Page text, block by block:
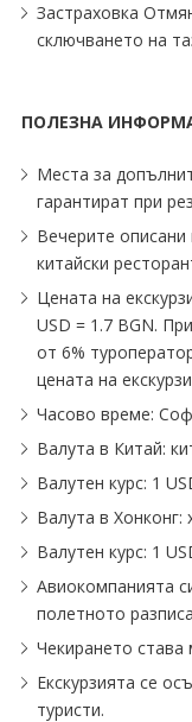
Застраховка
сключването на
ПОЛЕЗНА
Места за
гарантират при
Вечерите
китайски
Цената на
USD = 1.7 BGN.
от 6%
цената на
Часово време:
Валута в Китай:
Валутен курс: 1
Валута в Хонконг:
Валутен курс: 1
Авиокомпанията
полетното
Чекирането става
Екскурзията се
туристи.